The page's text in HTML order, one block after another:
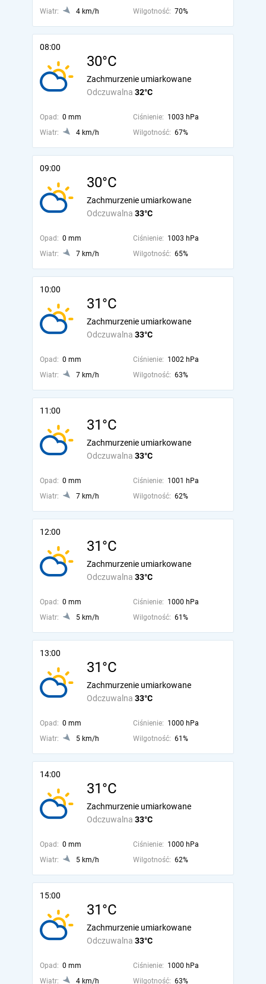
Wiatr: 4 km/h Wilgotność: 70%
08:00
30°C
Odczuwalna 32°C
Zachmurzenie umiarkowane
Opad: 0 mm Ciśnienie: 1003 hPa
Wiatr:
4 km/h Wilgotność: 67%
09:00
30°C
Odczuwalna 33°C
Zachmurzenie umiarkowane
Opad: 0 mm Ciśnienie: 1003 hPa
Wiatr:
7 km/h Wilgotność: 65%
10:00
31°C
Odczuwalna 33°C
Zachmurzenie umiarkowane
Opad: 0 mm Ciśnienie: 1002 hPa
Wiatr:
7 km/h Wilgotność: 63%
11:00
31°C
Odczuwalna 33°C
Zachmurzenie umiarkowane
Opad: 0 mm Ciśnienie: 1001 hPa
Wiatr:
7 km/h Wilgotność: 62%
12:00
31°C
Odczuwalna 33°C
Zachmurzenie umiarkowane
Opad: 0 mm Ciśnienie: 1000 hPa
Wiatr:
5 km/h Wilgotność: 61%
13:00
31°C
Odczuwalna 33°C
Zachmurzenie umiarkowane
Opad: 0 mm Ciśnienie: 1000 hPa
Wiatr:
5 km/h Wilgotność: 61%
14:00
31°C
Odczuwalna 33°C
Zachmurzenie umiarkowane
Opad: 0 mm Ciśnienie: 1000 hPa
Wiatr:
5 km/h Wilgotność: 62%
15:00
31°C
Odczuwalna 33°C
Zachmurzenie umiarkowane
Opad: 0 mm Ciśnienie: 1000 hPa
Wiatr:
4 km/h Wilgotność: 63%